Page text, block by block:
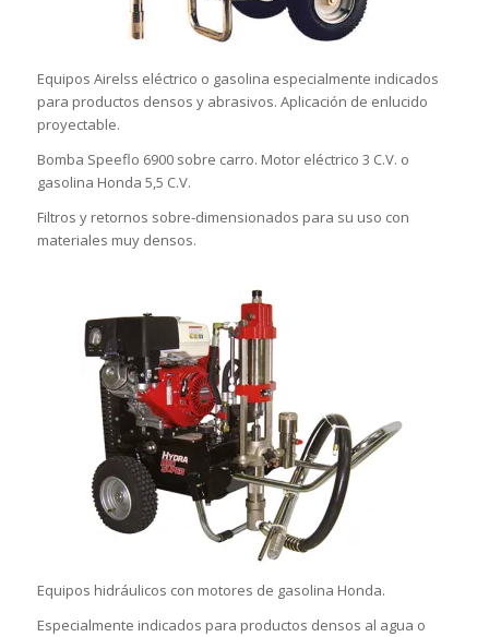
Equipos Airelss eléctrico o gasolina especialmente indicados
para productos densos y abrasivos. Aplicación de enlucido
proyectable.
Bomba Speeflo 6900 sobre carro. Motor eléctrico 3 C.V. o
gasolina Honda 5,5 C.V.
Filtros y retornos sobre-dimensionados para su uso con
materiales muy densos.
Equipos hidráulicos con motores de gasolina Honda.
Especialmente indicados para productos densos al agua o